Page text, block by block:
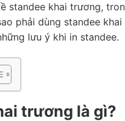
standee khai trương,
phải dùng standee
lưu ý khi in standee.
trương là gì?